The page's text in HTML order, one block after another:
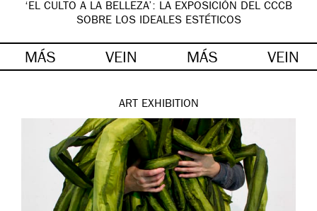
‘EL CULTO A LA BELLEZA’: LA EXPOSICIÓN DEL CCCB
SOBRE LOS IDEALES ESTÉTICOS
MÁS VEIN MÁS VEIN
ART EXHIBITION